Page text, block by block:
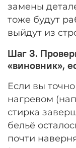
замены
тоже будут
выйдут из
Шаг 3.
«виновник»,
Если вы
нагревом
стирка
бельё
почти